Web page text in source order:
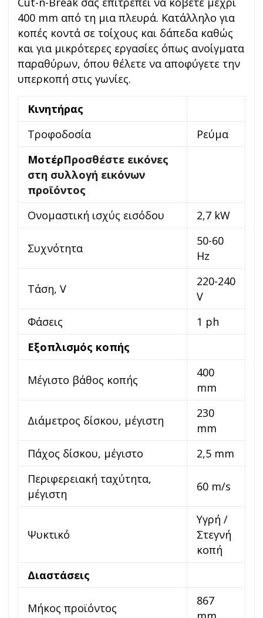
400 mm από τη μια πλευρά. Κατάλληλο για
κοπές κοντά σε τοίχους και δάπεδα καθώς
και για μικρότερες εργασίες όπως ανοίγματα
παραθύρων, όπου θέλετε να αποφύγετε την
υπερκοπή στις γωνίες.
Κινητήρας
Τροφοδοσία
Ρεύμα
ΜοτέρΠροσθέστε εικόνες
στη συλλογή εικόνων
προϊόντος
Ονομαστική ισχύς εισόδου
2,7 kW
Συχνότητα
50-60
Hz
Τάση, V
220-240
V
Φάσεις
1 ph
Εξοπλισμός κοπής
Μέγιστο βάθος κοπής
400
mm
Διάμετρος δίσκου, μέγιστη
230
mm
Πάχος δίσκου, μέγιστο
2,5 mm
Περιφερειακή ταχύτητα,
μέγιστη
60 m/s
Ψυκτικό
Υγρή /
Στεγνή
κοπή
Διαστάσεις
Μήκος προϊόντος
867